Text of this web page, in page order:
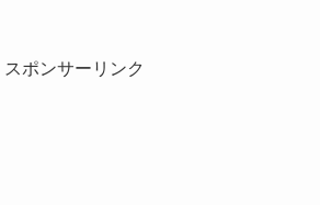
スポンサーリンク